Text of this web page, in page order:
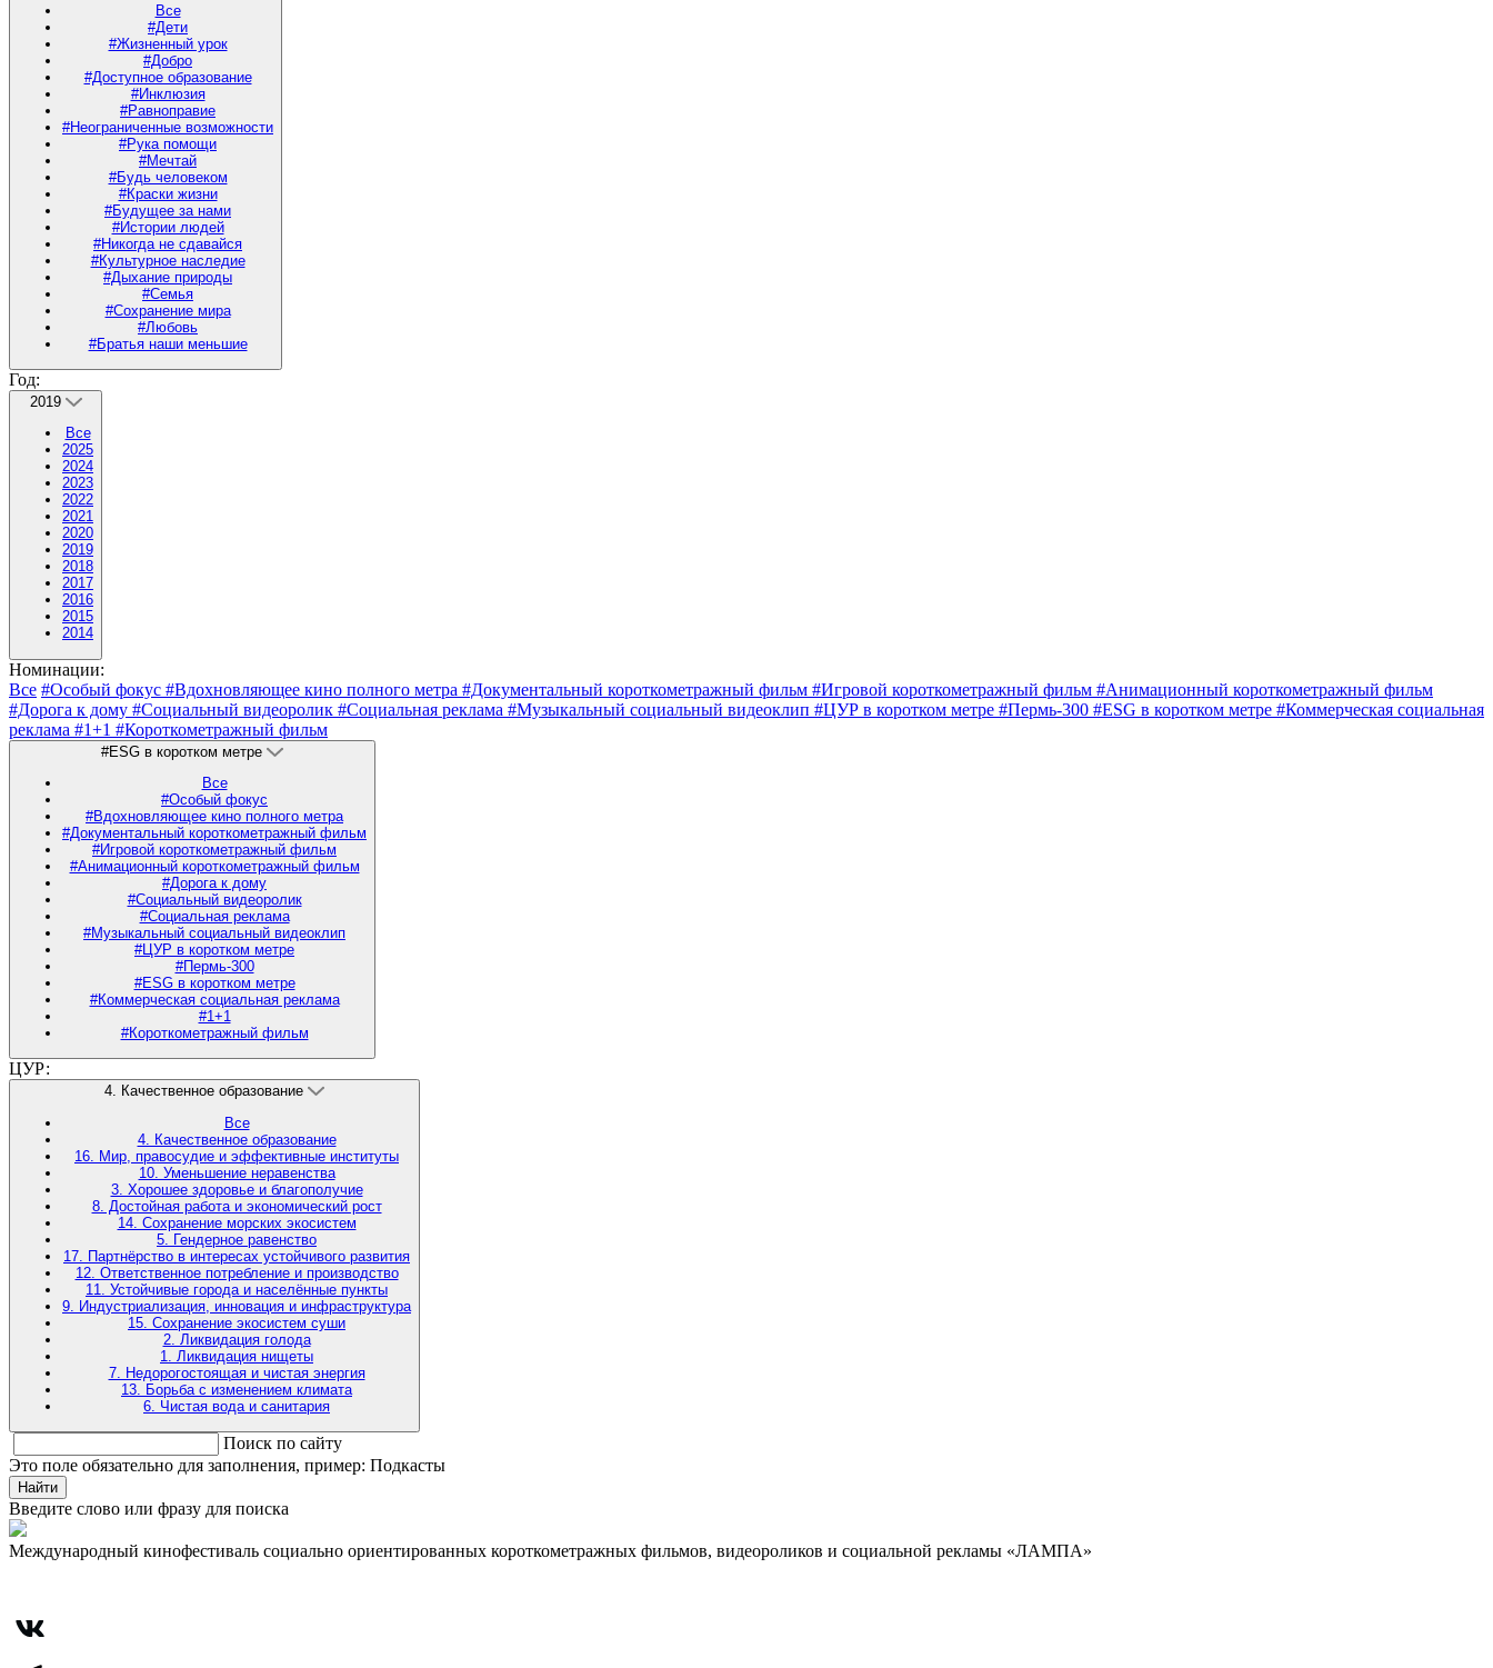
Все
#Дети
#Жизненный урок
#Добро
#Доступное образование
#Инклюзия
#Равноправие
#Неограниченные возможности
#Рука помощи
#Мечтай
#Будь человеком
#Краски жизни
#Будущее за нами
#Истории людей
#Никогда не сдавайся
#Культурное наследие
#Дыхание природы
#Семья
#Сохранение мира
#Любовь
#Братья наши меньшие
Год:
2019
Все
2025
2024
2023
2022
2021
2020
2019
2018
2017
2016
2015
2014
Номинации:
Все #Особый фокус #Вдохновляющее кино полного метра #Документальный короткометражный фильм #Игровой короткометражный фильм #Анимационный короткометражный фильм
#Дорога к дому #Социальный видеоролик #Социальная реклама #Музыкальный социальный видеоклип #ЦУР в коротком метре #Пермь-300 #ESG в коротком метре #Коммерческая социальная
реклама #1+1 #Короткометражный фильм
#ESG в коротком метре
Все
#Особый фокус
#Вдохновляющее кино полного метра
#Документальный короткометражный фильм
#Игровой короткометражный фильм
#Анимационный короткометражный фильм
#Дорога к дому
#Социальный видеоролик
#Социальная реклама
#Музыкальный социальный видеоклип
#ЦУР в коротком метре
#Пермь-300
#ESG в коротком метре
#Коммерческая социальная реклама
#1+1
#Короткометражный фильм
ЦУР:
4. Качественное образование
Все
4. Качественное образование
16. Мир, правосудие и эффективные институты
10. Уменьшение неравенства
3. Хорошее здоровье и благополучие
8. Достойная работа и экономический рост
14. Сохранение морских экосистем
5. Гендерное равенство
17. Партнёрство в интересах устойчивого развития
12. Ответственное потребление и производство
11. Устойчивые города и населённые пункты
9. Индустриализация, инновация и инфраструктура
15. Сохранение экосистем суши
2. Ликвидация голода
1. Ликвидация нищеты
7. Недорогостоящая и чистая энергия
13. Борьба с изменением климата
6. Чистая вода и санитария
Поиск по сайту
Это поле обязательно для заполнения, пример: Подкасты
Найти
Введите слово или фразу для поиска
Международный кинофестиваль социально ориентированных короткометражных фильмов, видеороликов и социальной рекламы «ЛАМПА»